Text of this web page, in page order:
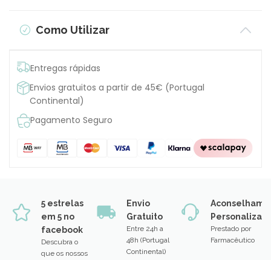
Como Utilizar
Entregas rápidas
Envios gratuitos a partir de 45€ (Portugal
Continental)
Pagamento Seguro
5 estrelas
em 5 no
facebook
Descubra o
que os nossos
Envio
Gratuito
Entre 24h a
48h (Portugal
Continental)
Prestado por
Farmacêutico